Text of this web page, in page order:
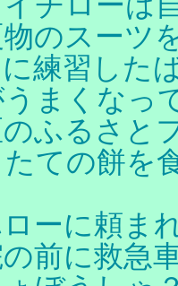
のスーツ
練習した
うまくなっ
ふるさと
ての餅を
ーに頼ま
前に救急